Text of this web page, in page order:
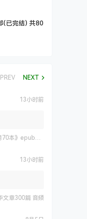
结) 共80
PREV NEXT
13小时前
格式
13小时前
文章300篇 音频